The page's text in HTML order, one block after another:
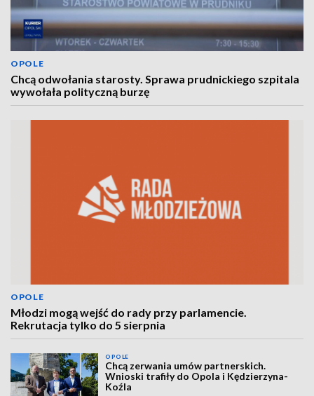
OPOLE
Chcą odwołania starosty. Sprawa prudnickiego szpitala
wywołała polityczną burzę
OPOLE
Młodzi mogą wejść do rady przy parlamencie.
Rekrutacja tylko do 5 sierpnia
OPOLE
Chcą zerwania umów partnerskich.
Wnioski trafiły do Opola i Kędzierzyna-
Koźla